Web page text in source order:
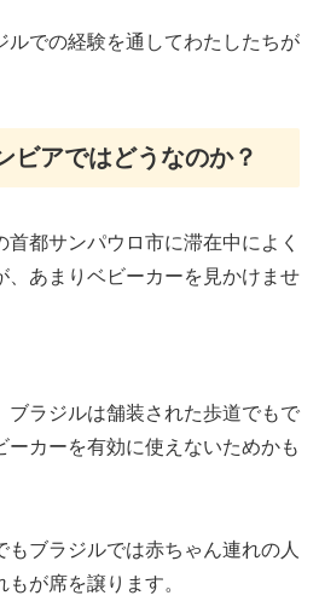
ルでの経験を通してわたしたちが
ビアではどうなのか？
都サンパウロ市に滞在中によく
、あまりベビーカーを見かけませ
ブラジルは舗装された歩道でもで
ーカーを有効に使えないためかも
もブラジルでは赤ちゃん連れの人
が席を譲ります。